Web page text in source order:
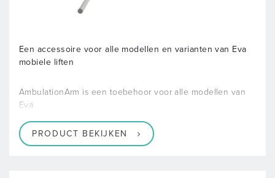
Een accessoire voor alle modellen en varianten van Eva
mobiele liften
AmbulationArm is een toebehoor voor alle modellen van
Eva
PRODUCT BEKIJKEN